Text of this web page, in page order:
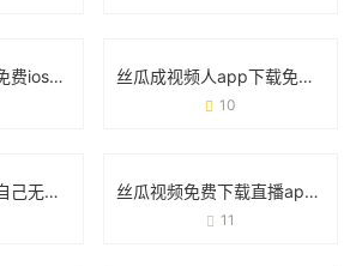
丝瓜app视频污版免费ios破解版：免费背后的危险与真相 丝瓜成视频人app下载免费无限观看：这款宝藏工具究竟靠不靠谱？
10
丝瓜app深夜释放自己无限看免费版：这届年轻人为什么离不开它？ 丝瓜视频免费下载直播app破解版：风险提示与实用避坑指南
11